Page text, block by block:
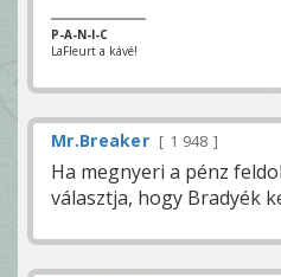
P-A-N-I-C
LaFleurt a kávé!
Mr.Breaker 1 948
Ha megnyeri a pénz
választja, hogy Bradyék